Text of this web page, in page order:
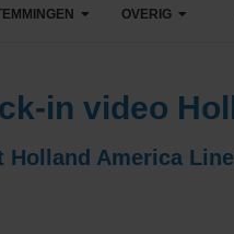
Eilanden
OVERIG
CruiseReizen TV
Blog
in video
Holland America